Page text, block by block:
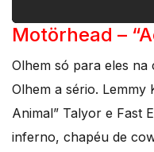
Motörhead –
Olhem só para eles na
Olhem a sério. Lemmy
Animal” Talyor e Fast
inferno, chapéu de